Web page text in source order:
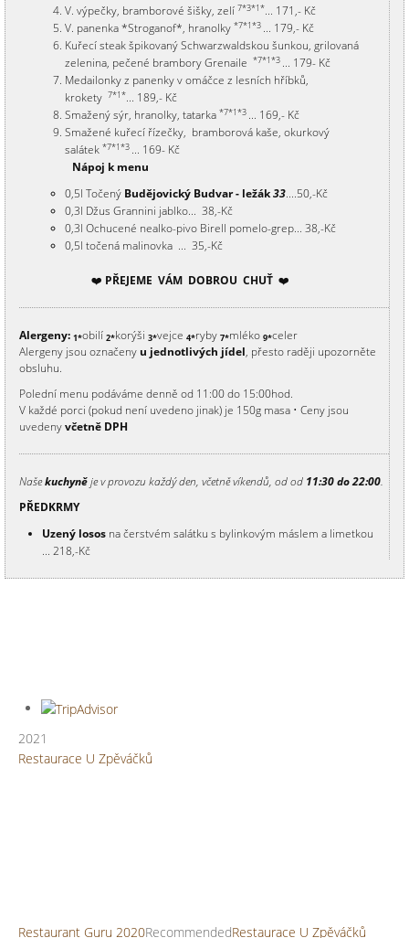
V. výpečky, bramborové šišky, zelí 7*3*1*... 171,- Kč
V. panenka *Stroganof*, hranolky *7*1*3 ... 179,- Kč
Kuřecí steak špikovaný Schwarzwaldskou šunkou, grilovaná
zelenina, pečené brambory Grenaile *7*1*3 ... 179- Kč
Medailonky z panenky v omáčce z lesních hříbků,
krokety 7*1*... 189,- Kč
Smažený sýr, hranolky, tatarka *7*1*3 ... 169,- Kč
Smažené kuřecí řízečky, bramborová kaše, okurkový
salátek *7*1*3 ... 169- Kč
Nápoj k menu
0,5l Točený Budějovický Budvar - ležák33....50,-Kč
0,3l Džus Grannini jablko... 38,-Kč
0,3l Ochucené nealko-pivo Birell pomelo-grep... 38,-Kč
0,5l točená malinovka ... 35,-Kč
❤️ PŘEJEME VÁM DOBROU CHUŤ ❤️
Alergeny: 1*obilí 2*korýši 3*vejce 4*ryby 7*mléko 9*celer
Alergeny jsou označeny u jednotlivých jídel, přesto raději upozorněte
obsluhu.
Polední menu podáváme denně od 11:00 do 15:00hod.
V každé porci (pokud není uvedeno jinak) je 150g masa • Ceny jsou
uvedenyvčetně DPH
Našekuchyněje v provozu každý den, včetně víkendů, od od 11:30 do 22:00.
PŘEDKRMY
Uzený losos na čerstvém salátku s bylinkovým máslem a limetkou
... 218,-Kč
POLÉVKY
Silná
Dle denní nabídky… 75,- Kč
cibulkou, zdobené olivami … 156,- Kč
2021
Restaurace U Zpěváčků
Restaurant Guru 2020RecommendedRestaurace U Zpěváčků